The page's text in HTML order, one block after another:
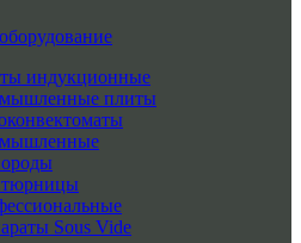
индукционные
плиты
Sous Vide